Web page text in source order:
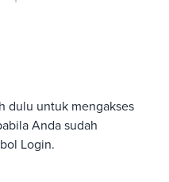
dulu untuk mengakses
Anda sudah
Login.